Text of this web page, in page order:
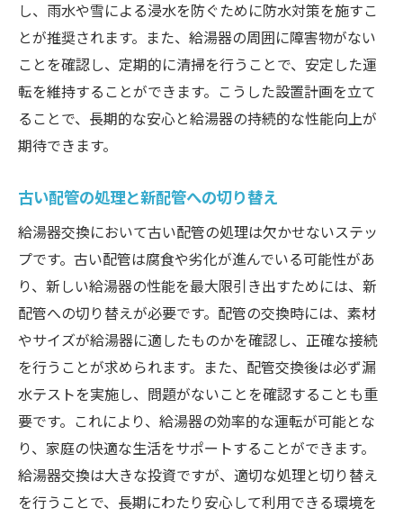
し、雨水や雪による浸水を防ぐために防水対策を施すこ
とが推奨されます。また、給湯器の周囲に障害物がない
ことを確認し、定期的に清掃を行うことで、安定した運
転を維持することができます。こうした設置計画を立て
ることで、長期的な安心と給湯器の持続的な性能向上が
期待できます。
古い配管の処理と新配管への切り替え
給湯器交換において古い配管の処理は欠かせないステッ
プです。古い配管は腐食や劣化が進んでいる可能性があ
り、新しい給湯器の性能を最大限引き出すためには、新
配管への切り替えが必要です。配管の交換時には、素材
やサイズが給湯器に適したものかを確認し、正確な接続
を行うことが求められます。また、配管交換後は必ず漏
水テストを実施し、問題がないことを確認することも重
要です。これにより、給湯器の効率的な運転が可能とな
り、家庭の快適な生活をサポートすることができます。
給湯器交換は大きな投資ですが、適切な処理と切り替え
を行うことで、長期にわたり安心して利用できる環境を